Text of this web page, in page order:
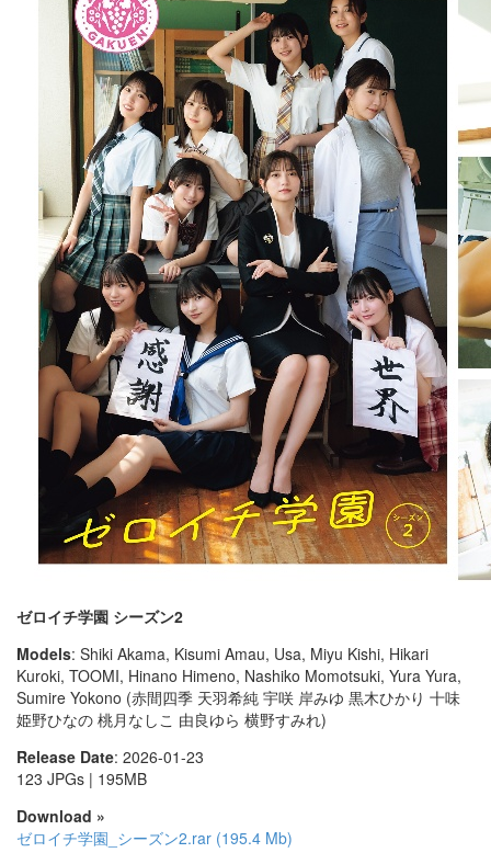
ゼロイチ学園 シーズン2
Models: Shiki Akama, Kisumi Amau, Usa, Miyu Kishi, Hikari
Kuroki, TOOMI, Hinano Himeno, Nashiko Momotsuki, Yura Yura,
Sumire Yokono (赤間四季 天羽希純 宇咲 岸みゆ 黒木ひかり 十味
姫野ひなの 桃月なしこ 由良ゆら 横野すみれ)
Release Date: 2026-01-23
123 JPGs | 195MB
Download »
ゼロイチ学園_シーズン2.rar (195.4 Mb)